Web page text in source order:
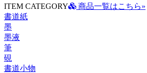
ITEM CATEGORY
商品一覧はこちら»
書道紙
墨
墨液
筆
硯
書道小物